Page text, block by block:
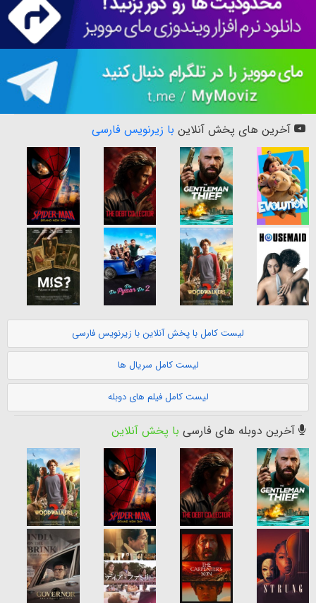
آخرین های پخش آنلاین با زیرنویس فارسی
لیست کامل با پخش آنلاین با زیرنویس فارسی
لیست کامل سریال ها
لیست کامل فیلم های دوبله
آخرین دوبله های فارسی با پخش آنلاین